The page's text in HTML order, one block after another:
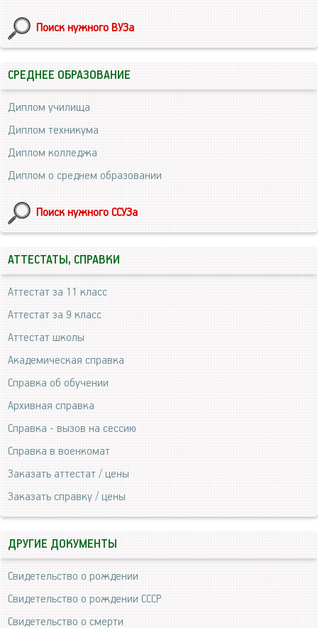
Поиск нужного ВУЗа
СРЕДНЕЕ ОБРАЗОВАНИЕ
Диплом училища
Диплом техникума
Диплом колледжа
Диплом о среднем образовании
Поиск нужного ССУЗа
АТТЕСТАТЫ, СПРАВКИ
Аттестат за 11 класс
Аттестат за 9 класс
Аттестат школы
Академическая справка
Справка об обучении
Архивная справка
Справка - вызов на сессию
Справка в военкомат
Заказать аттестат / цены
Заказать справку / цены
ДРУГИЕ ДОКУМЕНТЫ
Свидетельство о рождении
Свидетельство о рождении СССР
Свидетельство о смерти